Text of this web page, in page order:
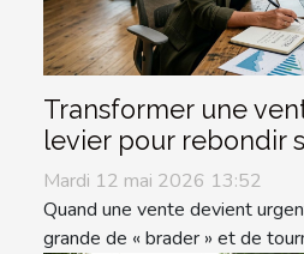
Transformer une
levier pour rebondir
Mardi 12 mai 2026 13:52
Quand une vente devient
grande de « brader » et de